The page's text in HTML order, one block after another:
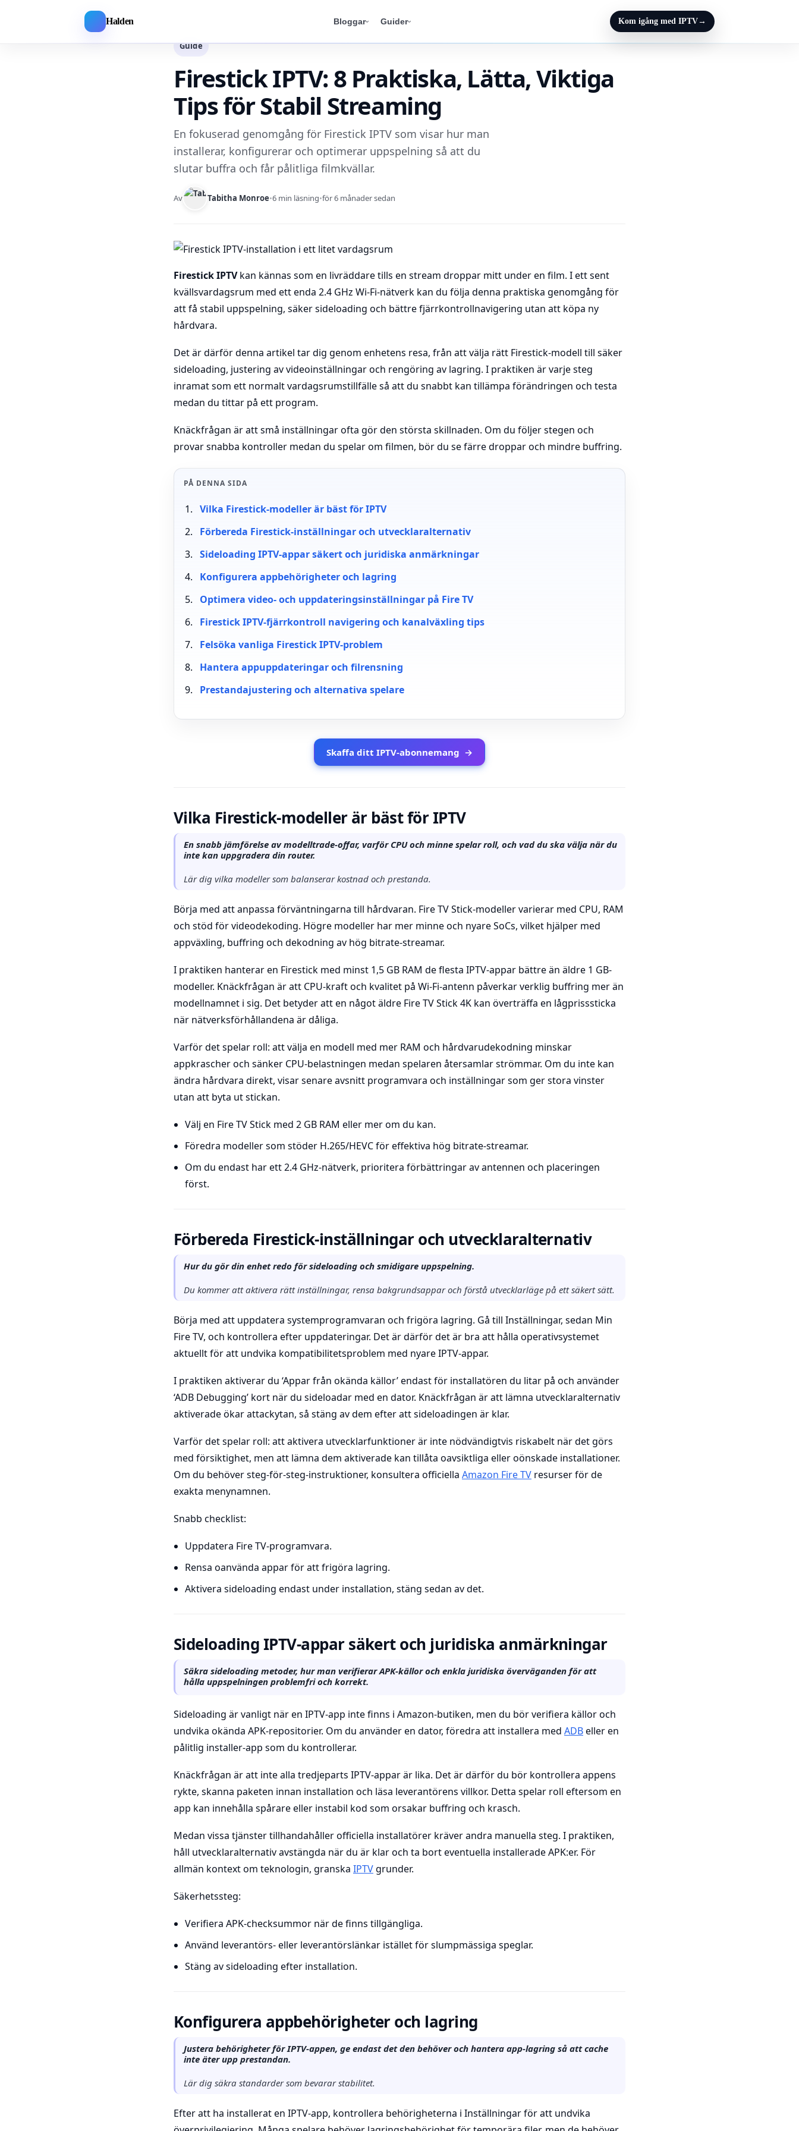
Halden Bloggar Guider Kom igång med IPTV→
Guide
Firestick IPTV: 8 Praktiska, Lätta, Viktiga
Tips för Stabil Streaming
En fokuserad genomgång för Firestick IPTV som visar hur man
installerar, konfigurerar och optimerar uppspelning så att du
slutar buffra och får pålitliga filmkvällar.
Av Tabitha Monroe•6 min läsning•för 6 månader sedan
Firestick IPTVkan kännas som en livräddare tills en stream droppar mitt under en film. I ett sent
kvällsvardagsrum med ett enda 2.4 GHz Wi-Fi-nätverk kan du följa denna praktiska genomgång för
att få stabil uppspelning, säker sideloading och bättre fjärrkontrollnavigering utan att köpa ny
hårdvara.
Det är därför denna artikel tar dig genom enhetens resa, från att välja rätt Firestick-modell till säker
sideloading, justering av videoinställningar och rengöring av lagring. I praktiken är varje steg
inramat som ett normalt vardagsrumstillfälle så att du snabbt kan tillämpa förändringen och testa
medan du tittar på ett program.
Knäckfrågan är att små inställningar ofta gör den största skillnaden. Om du följer stegen och
provar snabba kontroller medan du spelar om filmen, bör du se färre droppar och mindre buffring.
PÅ DENNA SIDA
Vilka Firestick-modeller är bäst för IPTV
Förbereda Firestick-inställningar och utvecklaralternativ
Sideloading IPTV-appar säkert och juridiska anmärkningar
Konfigurera appbehörigheter och lagring
Optimera video- och uppdateringsinställningar på Fire TV
Firestick IPTV-fjärrkontroll navigering och kanalväxling tips
Felsöka vanliga Firestick IPTV-problem
Hantera appuppdateringar och filrensning
Prestandajustering och alternativa spelare
Skaffa ditt IPTV-abonnemang →
Vilka Firestick-modeller är bäst för IPTV
En snabb jämförelse av modelltrade-offar, varför CPU och minne spelar roll, och vad du ska välja när du
inte kan uppgradera din router.
Lär dig vilka modeller som balanserar kostnad och prestanda.
Börja med att anpassa förväntningarna till hårdvaran. Fire TV Stick-modeller varierar med CPU, RAM
och stöd för videodekoding. Högre modeller har mer minne och nyare SoCs, vilket hjälper med
appväxling, buffring och dekodning av hög bitrate-streamar.
I praktiken hanterar en Firestick med minst 1,5 GB RAM de flesta IPTV-appar bättre än äldre 1 GB-
modeller. Knäckfrågan är att CPU-kraft och kvalitet på Wi-Fi-antenn påverkar verklig buffring mer än
modellnamnet i sig. Det betyder att en något äldre Fire TV Stick 4K kan överträffa en lågprisssticka
när nätverksförhållandena är dåliga.
Varför det spelar roll: att välja en modell med mer RAM och hårdvarudekodning minskar
appkrascher och sänker CPU-belastningen medan spelaren återsamlar strömmar. Om du inte kan
ändra hårdvara direkt, visar senare avsnitt programvara och inställningar som ger stora vinster
utan att byta ut stickan.
Välj en Fire TV Stick med 2 GB RAM eller mer om du kan.
Föredra modeller som stöder H.265/HEVC för effektiva hög bitrate-streamar.
Om du endast har ett 2.4 GHz-nätverk, prioritera förbättringar av antennen och placeringen
först.
Förbereda Firestick-inställningar och utvecklaralternativ
Hur du gör din enhet redo för sideloading och smidigare uppspelning.
Du kommer att aktivera rätt inställningar, rensa bakgrundsappar och förstå utvecklarläge på ett säkert sätt.
Börja med att uppdatera systemprogramvaran och frigöra lagring. Gå till Inställningar, sedan Min
Fire TV, och kontrollera efter uppdateringar. Det är därför det är bra att hålla operativsystemet
aktuellt för att undvika kompatibilitetsproblem med nyare IPTV-appar.
I praktiken aktiverar du ‘Appar från okända källor’ endast för installatören du litar på och använder
‘ADB Debugging’ kort när du sideloadar med en dator. Knäckfrågan är att lämna utvecklaralternativ
aktiverade ökar attackytan, så stäng av dem efter att sideloadingen är klar.
Varför det spelar roll: att aktivera utvecklarfunktioner är inte nödvändigtvis riskabelt när det görs
med försiktighet, men att lämna dem aktiverade kan tillåta oavsiktliga eller oönskade installationer.
Om du behöver steg-för-steg-instruktioner, konsultera officiella Amazon Fire TV resurser för de
exakta menynamnen.
Snabb checklist:
Uppdatera Fire TV-programvara.
Rensa oanvända appar för att frigöra lagring.
Aktivera sideloading endast under installation, stäng sedan av det.
Sideloading IPTV-appar säkert och juridiska anmärkningar
Säkra sideloading metoder, hur man verifierar APK-källor och enkla juridiska överväganden för att
hålla uppspelningen problemfri och korrekt.
Sideloading är vanligt när en IPTV-app inte finns i Amazon-butiken, men du bör verifiera källor och
undvika okända APK-repositorier. Om du använder en dator, föredra att installera med ADBeller en
pålitlig installer-app som du kontrollerar.
Knäckfrågan är att inte alla tredjeparts IPTV-appar är lika. Det är därför du bör kontrollera appens
rykte, skanna paketen innan installation och läsa leverantörens villkor. Detta spelar roll eftersom en
app kan innehålla spårare eller instabil kod som orsakar buffring och krasch.
Medan vissa tjänster tillhandahåller officiella installatörer kräver andra manuella steg. I praktiken,
håll utvecklaralternativ avstängda när du är klar och ta bort eventuella installerade APK:er. För
allmän kontext om teknologin, granska IPTV grunder.
Säkerhetssteg:
Verifiera APK-checksummor när de finns tillgängliga.
Använd leverantörs- eller leverantörslänkar istället för slumpmässiga speglar.
Stäng av sideloading efter installation.
Konfigurera appbehörigheter och lagring
Justera behörigheter för IPTV-appen, ge endast det den behöver och hantera app-lagring så att cache
inte äter upp prestandan.
Lär dig säkra standarder som bevarar stabilitet.
Efter att ha installerat en IPTV-app, kontrollera behörigheterna i Inställningar för att undvika